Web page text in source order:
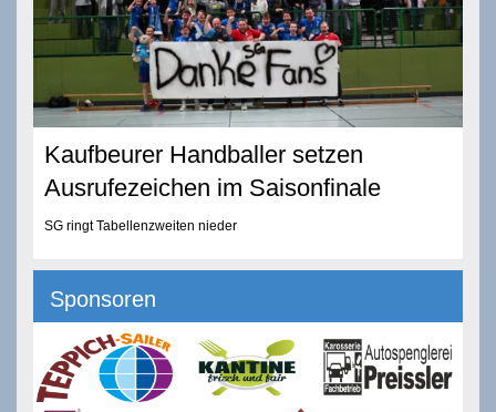
Kaufbeurer Handballer setzen
Ausrufezeichen im Saisonfinale
SG ringt Tabellenzweiten nieder
Sponsoren